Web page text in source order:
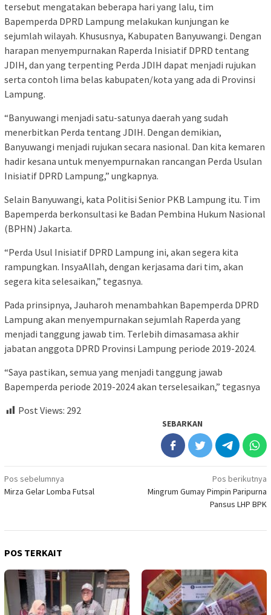
tersebut mengatakan beberapa hari yang lalu, tim
Bapemperda DPRD Lampung melakukan kunjungan ke
sejumlah wilayah. Khususnya, Kabupaten Banyuwangi. Dengan
harapan menyempurnakan Raperda Inisiatif DPRD tentang
JDIH, dan yang terpenting Perda JDIH dapat menjadi rujukan
serta contoh lima belas kabupaten/kota yang ada di Provinsi
Lampung.
“Banyuwangi menjadi satu-satunya daerah yang sudah
menerbitkan Perda tentang JDIH. Dengan demikian,
Banyuwangi menjadi rujukan secara nasional. Dan kita kemaren
hadir kesana untuk menyempurnakan rancangan Perda Usulan
Inisiatif DPRD Lampung,” ungkapnya.
Selain Banyuwangi, kata Politisi Senior PKB Lampung itu. Tim
Bapemperda berkonsultasi ke Badan Pembina Hukum Nasional
(BPHN) Jakarta.
“Perda Usul Inisiatif DPRD Lampung ini, akan segera kita
rampungkan. InsyaAllah, dengan kerjasama dari tim, akan
segera kita selesaikan,” tegasnya.
Pada prinsipnya, Jauharoh menambahkan Bapemperda DPRD
Lampung akan menyempurnakan sejumlah Raperda yang
menjadi tanggung jawab tim. Terlebih dimasamasa akhir
jabatan anggota DPRD Provinsi Lampung periode 2019-2024.
“Saya pastikan, semua yang menjadi tanggung jawab
Bapemperda periode 2019-2024 akan terselesaikan,” tegasnya
Post Views: 292
SEBARKAN
Navigasi
pos
Pos sebelumnya
Mirza Gelar Lomba Futsal
Pos berikutnya
Mingrum Gumay Pimpin Paripurna
Pansus LHP BPK
POS TERKAIT